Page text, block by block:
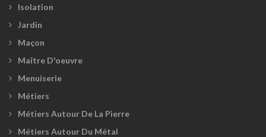
Isolation
Jardin
Maçon
Maître D'oeuvre
Menuiserie
Métiers
Métiers Autour De La Pierre
Métiers Autour Du Métal